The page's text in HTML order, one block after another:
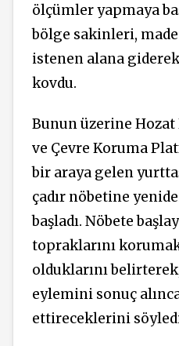
ölçümler yapmaya
bölge sakinleri,
istenen alana
kovdu.
Bunun üzerine Hozat
ve Çevre Koruma
bir araya gelen
çadır nöbetine
başladı. Nöbete
topraklarını
olduklarını
eylemini sonuç
ettireceklerini